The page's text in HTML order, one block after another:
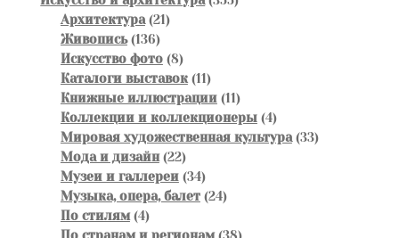
Архитектура 2121
Живопись 136136
товаров
Искусство фото 88
товаров
Каталоги выставок 1111
товаров
Книжные иллюстрации 1111
товаров
Коллекции и коллекционеры 44
товара
Мировая художественная культура 3333
Мода и дизайн 2222
товара
Музеи и галлереи 3434
товара
Музыка, опера, балет 2424
По стилям 44
товара
38